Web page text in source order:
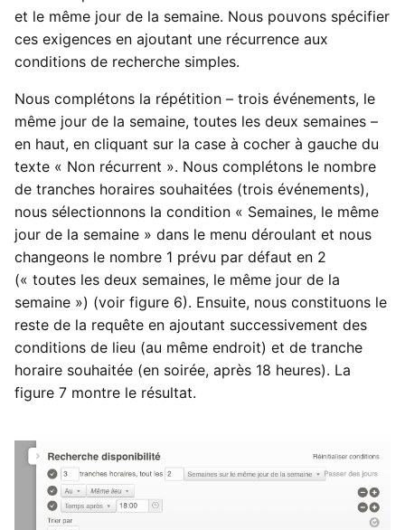
et le même jour de la semaine. Nous pouvons spécifier
ces exigences en ajoutant une récurrence aux
conditions de recherche simples.
Nous complétons la répétition – trois événements, le
même jour de la semaine, toutes les deux semaines –
en haut, en cliquant sur la case à cocher à gauche du
texte « Non récurrent ». Nous complétons le nombre
de tranches horaires souhaitées (trois événements),
nous sélectionnons la condition « Semaines, le même
jour de la semaine » dans le menu déroulant et nous
changeons le nombre 1 prévu par défaut en 2
(« toutes les deux semaines, le même jour de la
semaine ») (voir figure 6). Ensuite, nous constituons le
reste de la requête en ajoutant successivement des
conditions de lieu (au même endroit) et de tranche
horaire souhaitée (en soirée, après 18 heures). La
figure 7 montre le résultat.